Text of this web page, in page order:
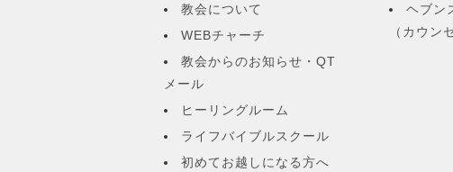
教会について
WEBチャーチ
教会からのお知らせ・QT
メール
ヒーリングルーム
ライフバイブルスクール
初めてお越しになる方へ
ヘブン
（カウン